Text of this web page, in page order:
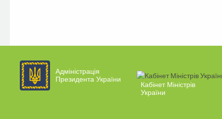
Адміністрація
Президента України
Кабінет Міністрів
України